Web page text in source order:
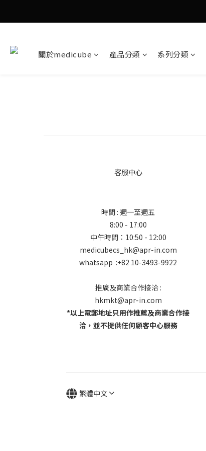
關於medicube 產品分類 系列分類
客服中心
時間 : 週一至週五
8:00 - 17:00
中午時間：10:50 - 12:00
medicubecs_hk@apr-in.com
whatsapp :+82 10-3493-9922
推廣及商業合作接洽 :
hkmkt@apr-in.com
*以上電郵地址只用作推薦及商業合作接
洽，並不提供任何顧客中心服務
繁體中文